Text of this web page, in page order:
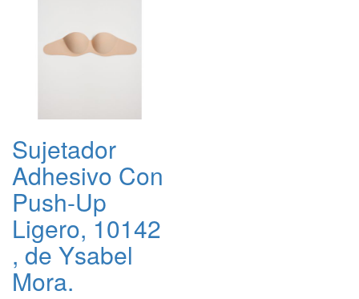
Sujetador
Adhesivo Con
Push-Up
Ligero, 10142
, de Ysabel
Mora.